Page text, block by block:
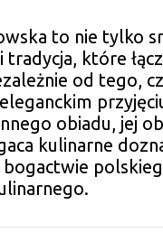
to nie tylko
tradycja, które
od tego,
obiadu, jej
kulinarne